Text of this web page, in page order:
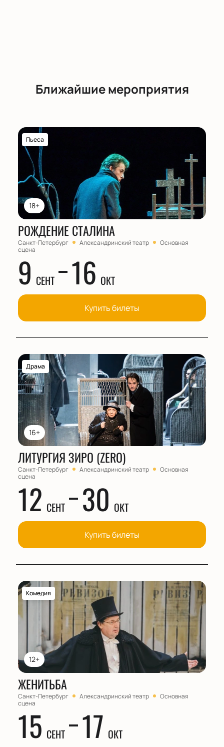
Ближайшие мероприятия
18+
Пьеса
РОЖДЕНИЕ СТАЛИНА
Санкт-Петербург Александринский театр
Основная
сцена
9 СЕНТ 16 ОКТ
Купить билеты
16+
Драма
ЛИТУРГИЯ ЗИРО (ZERO)
Санкт-Петербург Александринский театр
Основная
сцена
12 СЕНТ 30 ОКТ
Купить билеты
12+
Комедия
ЖЕНИТЬБА
Санкт-Петербург Александринский театр
Основная
сцена
15 СЕНТ 17 ОКТ